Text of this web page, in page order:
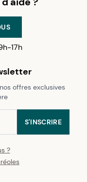
?
17h
offres exclusives
S'INSCRIRE